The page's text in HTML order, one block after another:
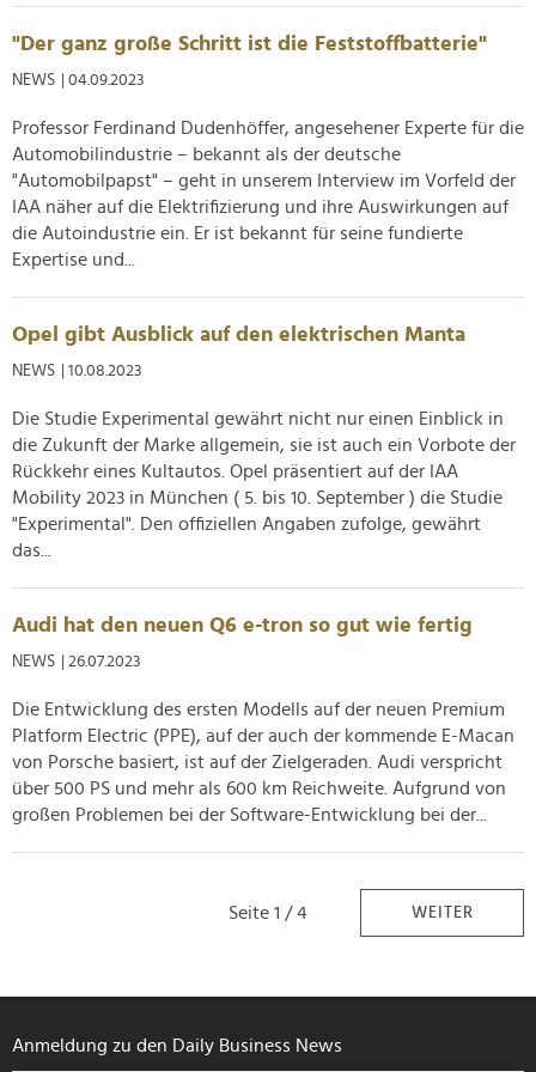
Verwendung unserer Website an unsere Partner für
soziale Medien, Werbung und Analysen weiter. Unsere
weiteren Daten zusammen, die Sie ihnen bereitgestellt
haben oder die sie im Rahmen Ihrer Nutzung der Dienste
gesammelt haben.
"Der ganz große Schritt ist die Feststoffbatterie"
NEWS | 04.09.2023
Professor Ferdinand Dudenhöffer, angesehener Experte für die
Automobilindustrie – bekannt als der deutsche
"Automobilpapst" – geht in unserem Interview im Vorfeld der
IAA näher auf die Elektrifizierung und ihre Auswirkungen auf
die Autoindustrie ein. Er ist bekannt für seine fundierte
Expertise und...
Opel gibt Ausblick auf den elektrischen Manta
NEWS | 10.08.2023
Die Studie Experimental gewährt nicht nur einen Einblick in
die Zukunft der Marke allgemein, sie ist auch ein Vorbote der
Rückkehr eines Kultautos. Opel präsentiert auf der IAA
Mobility 2023 in München ( 5. bis 10. September ) die Studie
"Experimental". Den offiziellen Angaben zufolge, gewährt
das...
Audi hat den neuen Q6 e-tron so gut wie fertig
NEWS | 26.07.2023
Die Entwicklung des ersten Modells auf der neuen Premium
Platform Electric (PPE), auf der auch der kommende E-Macan
von Porsche basiert, ist auf der Zielgeraden. Audi verspricht
über 500 PS und mehr als 600 km Reichweite. Aufgrund von
großen Problemen bei der Software-Entwicklung bei der...
Seite 1 / 4 WEITER
Anmeldung zu den Daily Business News